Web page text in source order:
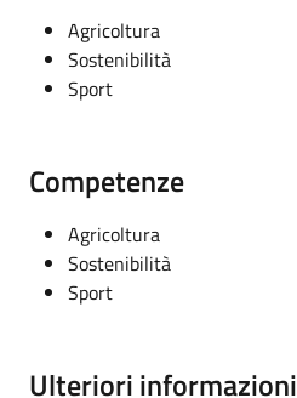
Agricoltura
Sostenibilità
Sport
Competenze
Agricoltura
Sostenibilità
Sport
Ulteriori informazioni